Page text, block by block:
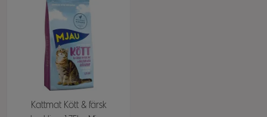
Kattmat Kött & färsk